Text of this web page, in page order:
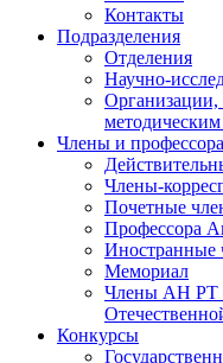
Контакты
Подразделения
Отделения
Научно-
Члены и
Члены-
Почетные
Профессора
Иностранные
Мемориал
Члены АН РТ
Конкурсы